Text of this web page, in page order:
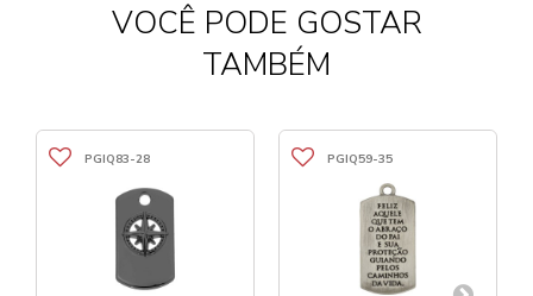
VOCÊ PODE GOSTAR
TAMBÉM
PGIQ83-28 PGIQ59-35